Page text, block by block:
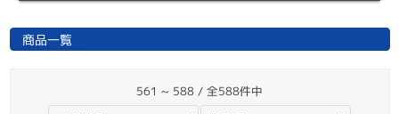
商品一覧
561 ~ 588 / 全588件中